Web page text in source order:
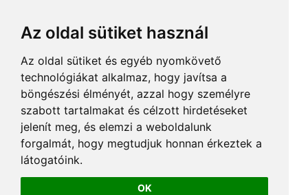
Az oldal sütiket használ
Az oldal sütiket és egyéb nyomkövető
technológiákat alkalmaz, hogy javítsa a
böngészési élményét, azzal hogy személyre
szabott tartalmakat és célzott hirdetéseket
jelenít meg, és elemzi a weboldalunk
forgalmát, hogy megtudjuk honnan érkeztek a
látogatóink.
OK